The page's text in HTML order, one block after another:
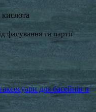
фасування та партії
для басейнів в